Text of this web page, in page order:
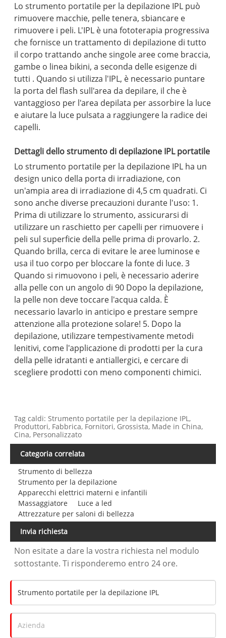
Lo strumento portatile per la depilazione IPL può
rimuovere macchie, pelle tenera, sbiancare e
rimuovere i peli. L'IPL è una fototerapia progressiva
che fornisce un trattamento di depilazione di tutto
il corpo trattando anche singole aree come braccia,
gambe o linea bikini, a seconda delle esigenze di
tutti . Quando si utilizza l'IPL, è necessario puntare
la porta del flash sull'area da depilare, il che è
vantaggioso per l'area depilata per assorbire la luce
e aiutare la luce pulsata a raggiungere la radice dei
capelli.
Dettagli dello strumento di depilazione IPL portatile
Lo strumento portatile per la depilazione IPL ha un
design unico della porta di irradiazione, con
un'ampia area di irradiazione di 4,5 cm quadrati. Ci
sono anche diverse precauzioni durante l'uso: 1.
Prima di utilizzare lo strumento, assicurarsi di
utilizzare un raschietto per capelli per rimuovere i
peli sul superficie della pelle prima di provarlo. 2.
Quando brilla, cerca di evitare le aree luminose e
usa il tuo corpo per bloccare la fonte di luce. 3
Quando si rimuovono i peli, è necessario aderire
alla pelle con un angolo di 90 Dopo la depilazione,
la pelle non deve toccare l'acqua calda. È
necessario lavarlo in anticipo e prestare sempre
attenzione alla protezione solare! 5. Dopo la
depilazione, utilizzare tempestivamente metodi
lenitivi, come l'applicazione di prodotti per la cura
della pelle idratanti e antiallergici, e cercare di
scegliere prodotti con meno componenti chimici.
Tag caldi: Strumento portatile per la depilazione IPL,
Produttori, Fabbrica, Fornitori, Grossista, Made in China,
Cina, Personalizzato
Categoria correlata
Strumento di bellezza
Strumento per la depilazione
Apparecchi elettrici materni e infantili
Massaggiatore
Luce a led
Attrezzature per saloni di bellezza
Invia richiesta
Non esitate a dare la vostra richiesta nel modulo
sottostante. Ti risponderemo entro 24 ore.